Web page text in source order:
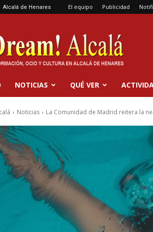
Alcalá de Henares El equipo Publicidad
Alcalá
NOTICIAS QUÉ VER
Noticias La Comunidad de Madrid reitera la